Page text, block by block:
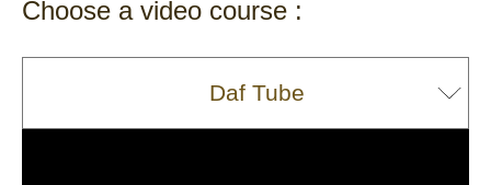
Choose a video course :